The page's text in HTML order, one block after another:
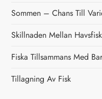
g
g
Sommen – Chans Till
Skillnaden Mellan
Fiska Tillsammans Med
Tillagning Av Fisk